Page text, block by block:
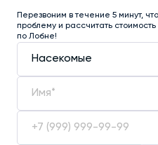
Перезвоним в течение 5 минут,
проблему и рассчитать
по Лобне!